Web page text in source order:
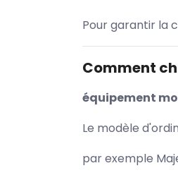
Pour garantir la
Comment
équipement
Le modèle
par exemple